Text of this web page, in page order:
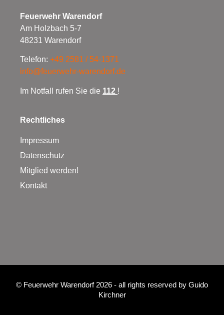
Feuerwehr Warendorf
Am Holzbach 5-7
48231 Warendorf
Telefon: +49 2581 / 54-1371
info@feuerwehr-warendorf.de
Im Notfall rufen Sie die 112 !
Rechtliches
Impressum
Datenschutz
Mitglied werden!
Kontakt
© Feuerwehr Warendorf 2026 - all rights reserved by Guido
Kirchner